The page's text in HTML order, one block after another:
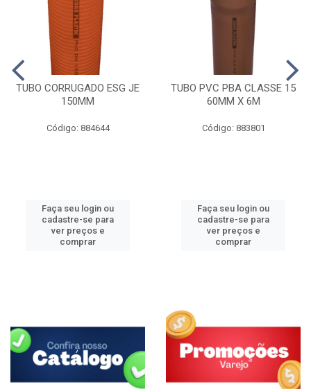
TUBO CORRUGADO ESG JE
150MM
Código: 884644
Faça seu login ou
cadastre-se para
ver preços e
comprar
TUBO PVC PBA CLASSE 15
60MM X 6M
Código: 883801
Faça seu login ou
cadastre-se para
ver preços e
comprar